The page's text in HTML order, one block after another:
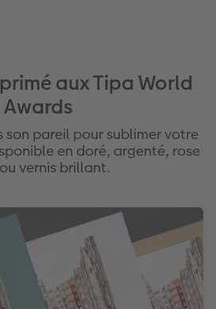
aux Tipa World
Awards
son pareil pour sublimer votre
en doré, argenté, rose
vernis brillant.